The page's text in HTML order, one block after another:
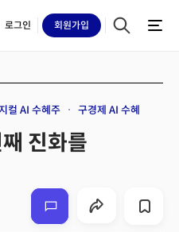
로그인 회원가입
컬 AI 수혜주 구경제 AI 수혜
진화를